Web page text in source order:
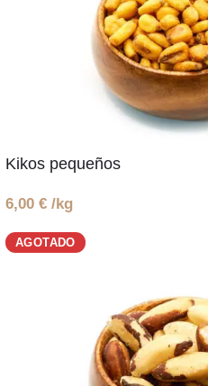
Kikos pequeños
6,00 € /kg
AGOTADO